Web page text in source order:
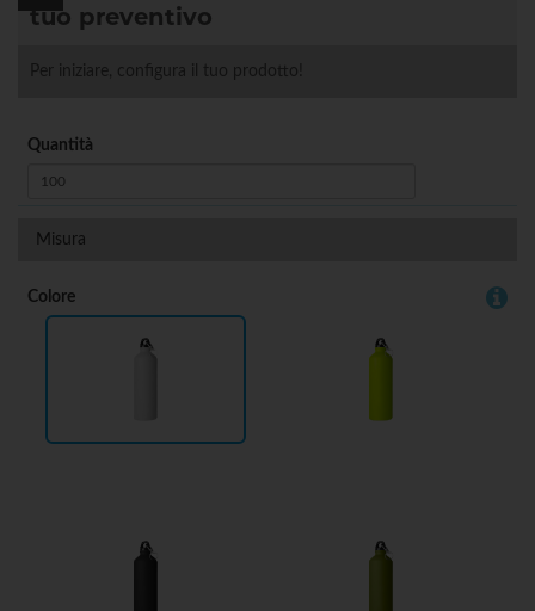
tuo preventivo
Per iniziare, configura il tuo prodotto!
Quantità
Misura
Colore